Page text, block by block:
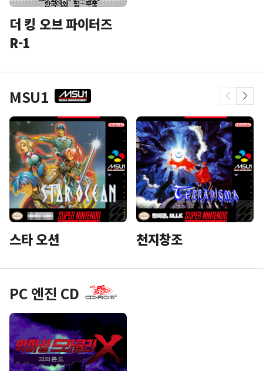
더 킹 오브 파이터즈
R-1
MSU1
스타 오션 천지창조
PC 엔진 CD